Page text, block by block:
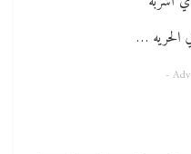
الحريه …
-